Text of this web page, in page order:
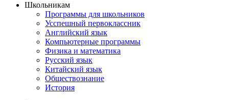
Школьникам
Программы для школьников
Усспешный первоклассник
Английский язык
Компьютерные программы
Физика и математика
Русский язык
Китайский язык
Обществознание
История